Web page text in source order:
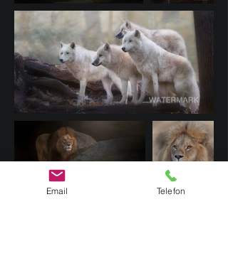
Email Telefon